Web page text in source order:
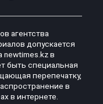
агентства
допускается
newtimes.kz в
быть специальная
перепечатку,
в
в интернете.